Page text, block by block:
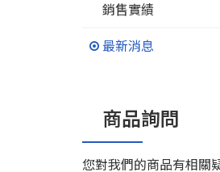
銷售實績
最新消息
商品詢問
您對我們的商品有相關